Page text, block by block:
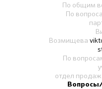
По общим
По
Возмищева
По
отдел продаж